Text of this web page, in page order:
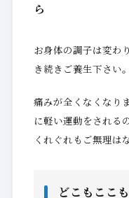
ら
お身体の調子は変わ
き続きご養生下さい。
痛みが全くなくなり
に軽い運動をされる
くれぐれもご無理は
どこもここ